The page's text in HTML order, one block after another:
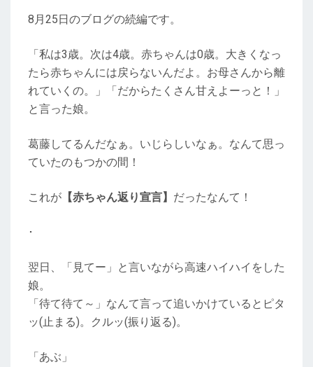
8月25日のブログの続編です。
「私は3歳。次は4歳。赤ちゃんは0歳。大きくなっ
たら赤ちゃんには戻らないんだよ。お母さんから離
れていくの。」「だからたくさん甘えよーっと！」
と言った娘。
葛藤してるんだなぁ。いじらしいなぁ。なんて思っ
ていたのもつかの間！
これが 【赤ちゃん返り宣言】 だったなんて！
･
翌日、「見てー」と言いながら高速ハイハイをした
娘。
「待て待て～」なんて言って追いかけているとピタ
ッ(止まる)。クルッ(振り返る)。
「あぶ」